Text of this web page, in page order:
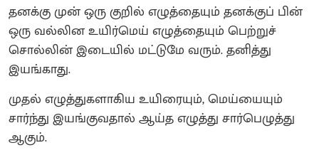
தனக்கு முன் ஒரு குறில் எழுத்தையும் தனக்குப் பின்
ஒரு வல்லின உயிர்மெய் எழுத்தையும் பெற்றுச்
சொல்லின் இடையில் மட்டுமே வரும். தனித்து
இயங்காது.
முதல் எழுத்துகளாகிய உயிரையும், மெய்யையும்
சார்ந்து இயங்குவதால் ஆய்த எழுத்து சார்பெழுத்து
ஆகும்.